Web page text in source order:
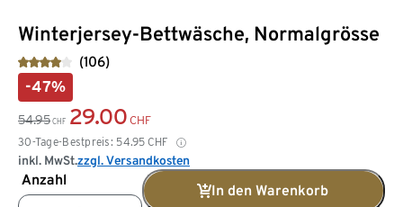
Winterjersey-Bettwäsche, Normalgrösse
(106)
-47%
54.95 CHF 29.00 CHF
30-Tage-Bestpreis: 54.95 CHF
inkl. MwSt.zzgl. Versandkosten
Anzahl
In den Warenkorb